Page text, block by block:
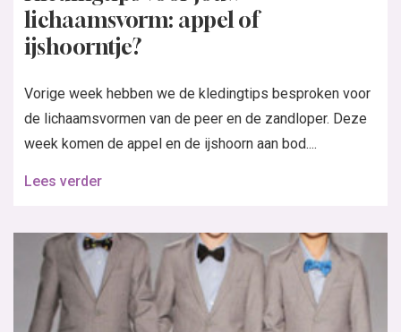
lichaamsvorm: appel of
ijshoorntje?
Vorige week hebben we de kledingtips besproken voor
de lichaamsvormen van de peer en de zandloper. Deze
week komen de appel en de ijshoorn aan bod....
Lees verder